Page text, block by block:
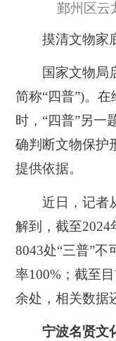
鄞州区云
摸清文物家底
国家文物局启
简称“四普”)。
时，“四普”另一
确判断文物保护
提供依据。
近日，记者从
解到，截至2024
8043处“三普”
率100%；截至
余处，相关数据
宁波名贤文